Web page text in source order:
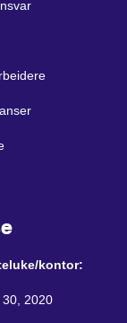
kontor:
2020